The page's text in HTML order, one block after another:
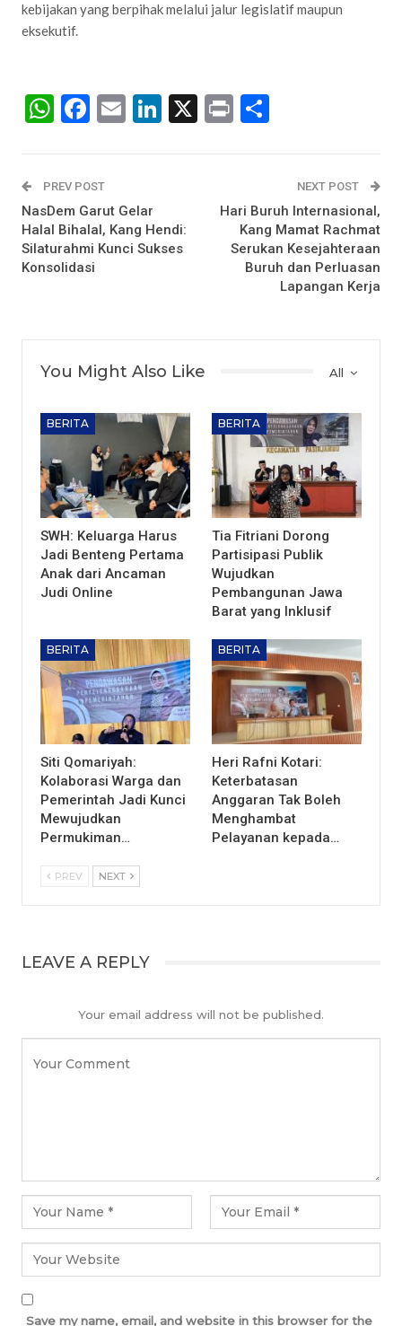
kebijakan yang berpihak melalui jalur legislatif maupun
eksekutif.
WhatsApp
Facebook
EmailLinkedIn
X Print
PREV POST
NasDem Garut Gelar
Halal Bihalal, Kang Hendi:
Silaturahmi Kunci Sukses
Konsolidasi
NEXT POST
Hari Buruh Internasional,
Kang Mamat Rachmat
Serukan Kesejahteraan
Buruh dan Perluasan
Lapangan Kerja
All
You Might Also Like
BERITA
SWH: Keluarga Harus
Jadi Benteng Pertama
Anak dari Ancaman
Judi Online
BERITA
Tia Fitriani Dorong
Partisipasi Publik
Wujudkan
Pembangunan Jawa
Barat yang Inklusif
BERITA
Siti Qomariyah:
Kolaborasi Warga dan
Pemerintah Jadi Kunci
Mewujudkan
Permukiman…
BERITA
Heri Rafni Kotari:
Keterbatasan
Anggaran Tak Boleh
Menghambat
Pelayanan kepada…
PREV NEXT
LEAVE A REPLY
Your email address will not be published.
Save my name, email, and website in this browser for the